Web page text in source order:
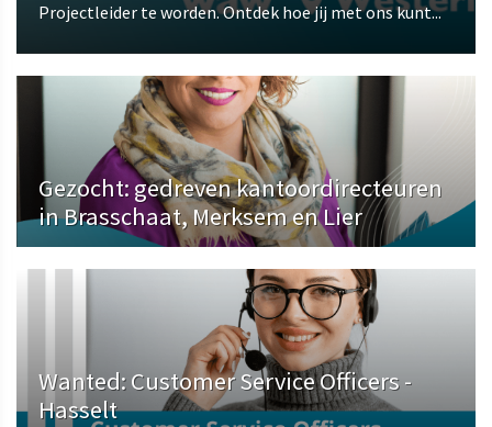
Projectleider te worden. Ontdek hoe jij met ons kunt...
Gezocht: gedreven kantoordirecteuren
in Brasschaat, Merksem en Lier
Wanted: Customer Service Officers -
Hasselt